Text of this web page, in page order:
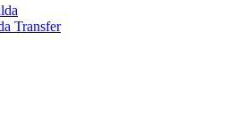
Transfer